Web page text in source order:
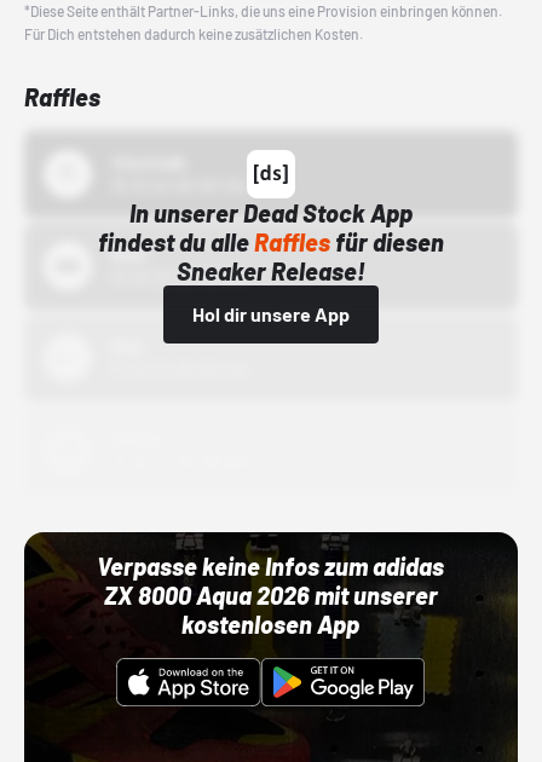
*Diese Seite enthält Partner-Links, die uns eine Provision einbringen können.
Für Dich entstehen dadurch keine zusätzlichen Kosten.
Raffles
In unserer Dead Stock App
findest du alleRafflesfür diesen
Sneaker Release!
Hol dir unsere App
Bstn
01.10.22 00:00 Uhr
Verpasse keine Infos zum adidas
ZX 8000 Aqua 2026 mit unserer
kostenlosen App